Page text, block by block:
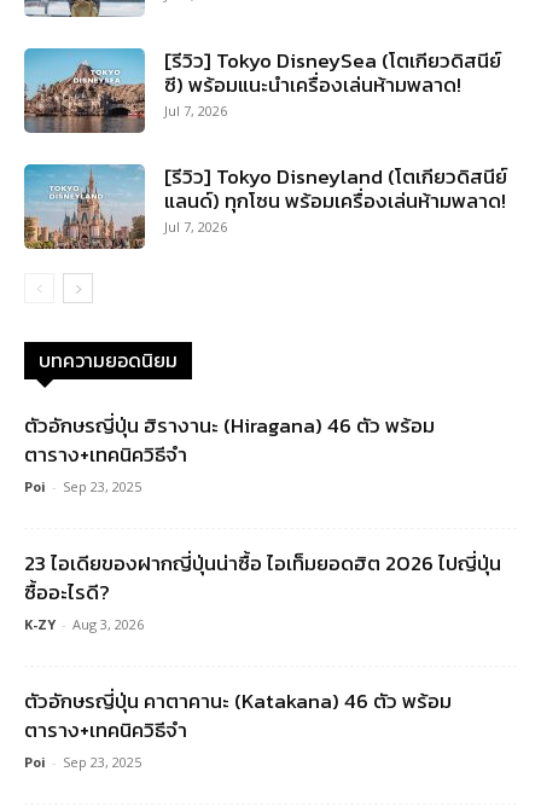
[รีวิว] Tokyo DisneySea (โตเกียวดิสนีย์
ซี) พร้อมแนะนำเครื่องเล่นห้ามพลาด!
Jul 7, 2026
[รีวิว] Tokyo Disneyland (โตเกียวดิสนีย์
แลนด์) ทุกโซน พร้อมเครื่องเล่นห้ามพลาด!
Jul 7, 2026
บทความยอดนิยม
ตัวอักษรญี่ปุ่น ฮิรางานะ (Hiragana) 46 ตัว พร้อม
ตาราง+เทคนิควิธีจำ
Poi - Sep 23, 2025
23 ไอเดียของฝากญี่ปุ่นน่าซื้อ ไอเท็มยอดฮิต 2026 ไปญี่ปุ่น
ซื้ออะไรดี?
K-ZY - Aug 3, 2026
ตัวอักษรญี่ปุ่น คาตาคานะ (Katakana) 46 ตัว พร้อม
ตาราง+เทคนิควิธีจำ
Poi - Sep 23, 2025